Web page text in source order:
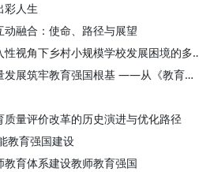
彩人生
融合：使命、路径与展望
赵丹：嵌入乡村的学校：嵌入性视
银晴：以语言文字事业高质量发展筑牢教育强国根基 ——从《教育发展“十五五”规划》看语言文字工作的时代使命
量评价改革的历史演进与优化路径
教育强国建设
育体系建设教师教育强国